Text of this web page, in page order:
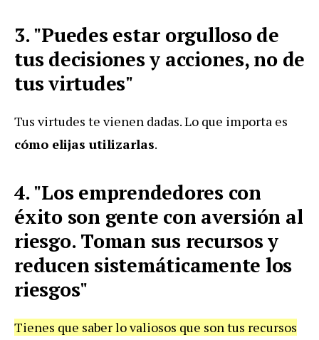
3. "Puedes estar orgulloso de
tus decisiones y acciones, no de
tus virtudes"
Tus virtudes te vienen dadas. Lo que importa es
cómo elijas utilizarlas.
4. "Los emprendedores con
éxito son gente con aversión al
riesgo. Toman sus recursos y
reducen sistemáticamente los
riesgos"
Tienes que saber lo valiosos que son tus recursos